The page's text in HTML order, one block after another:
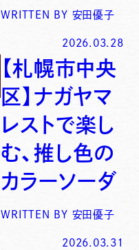
WRITTEN BY 安田優子
2026.03.28
【札幌市中央
区】ナガヤマ
レストで楽し
む、推し色の
カラーソーダ
WRITTEN BY 安田優子
2026.03.31